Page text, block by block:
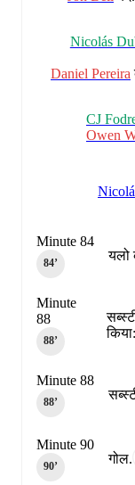
Nicolás
Daniel Pereira
CJ
Owen
यलो
Minute 84
84‎’‎
किया:
Minute
88
88‎’‎
Minute 88
88‎’‎
गोल.
Minute 90
90‎’‎